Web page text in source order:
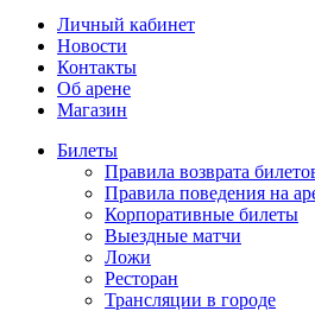
Личный кабинет
Новости
Контакты
Об арене
Магазин
Билеты
Правила возврата
Правила поведения на
Корпоративные билеты
Выездные матчи
Ложи
Ресторан
Трансляции в городе